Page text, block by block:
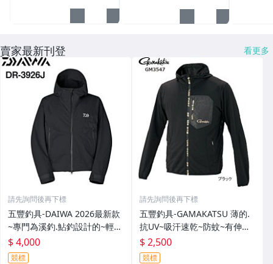
賣家最新刊登 看更多
請先詢問後再下標
五豐釣具-DAIWA 2026最新款
~專門為溪釣.鮎釣設計的~輕
便.薄的短版防水雨衣DR-3926J
外套特價4000元
$ 4,000
競標
請先詢問後再下標
五豐釣具-GAMAKATSU 薄的.
抗UV~吸汗速乾~防蚊~有伸縮
彈性付帽防曬外套 GM-3547
特價2000元
$ 2,500
競標